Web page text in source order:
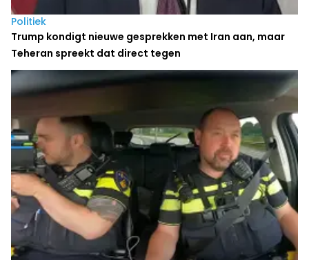
Politiek
Trump kondigt nieuwe gesprekken met Iran aan, maar
Teheran spreekt dat direct tegen